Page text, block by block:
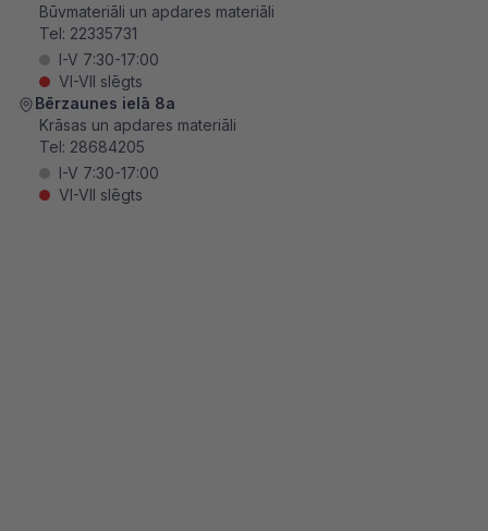
Būvmateriāli un apdares materiāli
Tel: 22335731
I-V 7:30-17:00
VI-VII slēgts
Bērzaunes ielā 8a
Krāsas un apdares materiāli
Tel: 28684205
I-V 7:30-17:00
VI-VII slēgts